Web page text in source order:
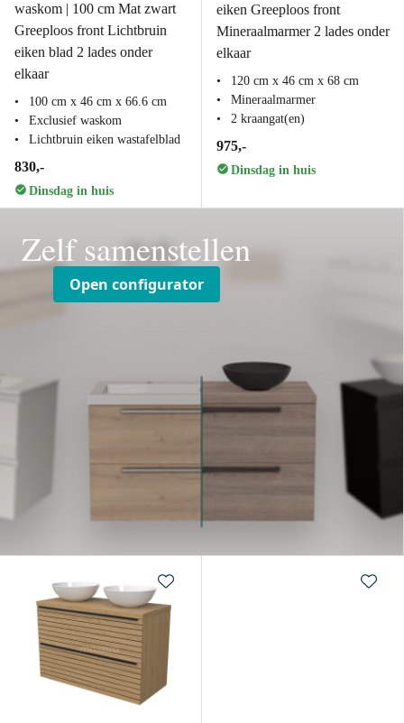
waskom | 100 cm Mat zwart
Greeploos front Lichtbruin
eiken blad 2 lades onder
elkaar
100 cm x 46 cm x 66.6 cm
Exclusief waskom
Lichtbruin eiken wastafelblad
830,-
Dinsdag in huis
eiken Greeploos front
Mineraalmarmer 2 lades onder
elkaar
120 cm x 46 cm x 68 cm
Mineraalmarmer
2 kraangat(en)
975,-
Dinsdag in huis
Zelf samenstellen
Open configurator